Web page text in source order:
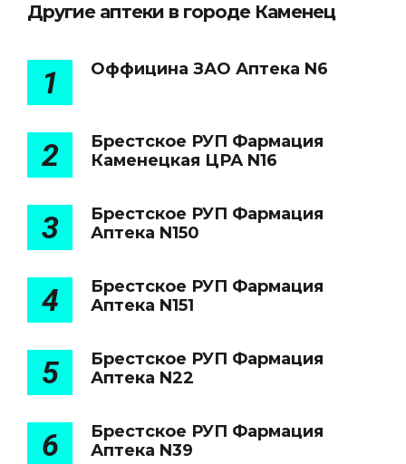
Другие аптеки в городе Каменец
1 Оффицина ЗАО Аптека N6
2
Брестское РУП Фармация
Каменецкая ЦРА N16
3
Брестское РУП Фармация
Аптека N150
4
Брестское РУП Фармация
Аптека N151
5
Брестское РУП Фармация
Аптека N22
6
Брестское РУП Фармация
Аптека N39